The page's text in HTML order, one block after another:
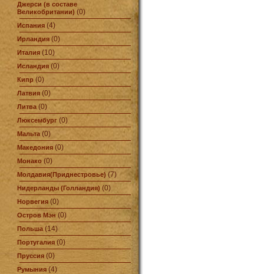
Джерси (в составе
Великобритании) (0)
Испания (4)
Ирландия (0)
Италия (10)
Исландия (0)
Кипр (0)
Латвия (0)
Литва(0)
Люксембург (0)
Мальта (0)
Македония (0)
Монако (0)
Молдавия(Приднестровье) (7)
Нидерланды (Голландия) (0)
Норвегия (0)
Остров Мэн (0)
Польша(14)
Португалия (0)
Пруссия (0)
Румыния (4)